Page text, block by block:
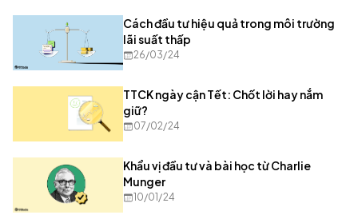
Cách đầu tư hiệu quả trong môi trường
lãi suất thấp
26/03/24
TTCK ngày cận Tết: Chốt lời hay nắm
giữ?
07/02/24
Khẩu vị đầu tư và bài học từ Charlie
Munger
10/01/24